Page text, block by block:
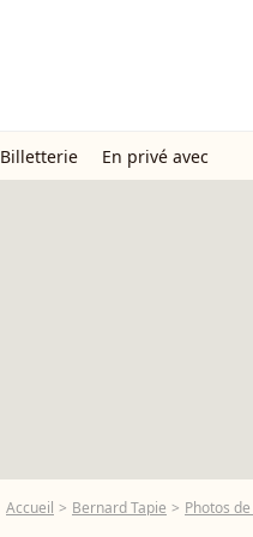
Billetterie En privé avec
Accueil Bernard Tapie Photos